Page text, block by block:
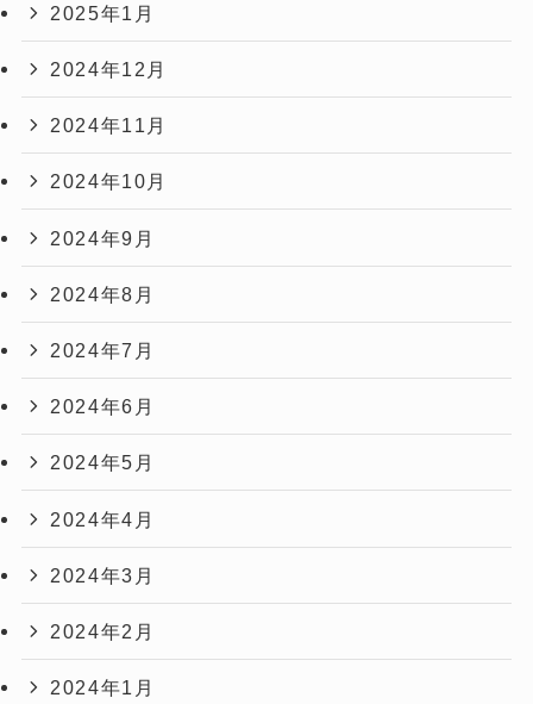
2025年1月
2024年12月
2024年11月
2024年10月
2024年9月
2024年8月
2024年7月
2024年6月
2024年5月
2024年4月
2024年3月
2024年2月
2024年1月